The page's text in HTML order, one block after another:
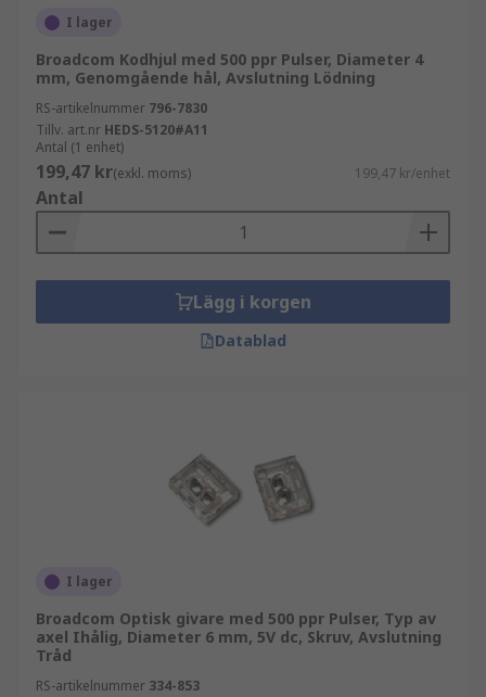
I lager
Broadcom Kodhjul med 500 ppr Pulser, Diameter 4
mm, Genomgående hål, Avslutning Lödning
RS-artikelnummer 796-7830
Tillv. art.nr HEDS-5120#A11
Antal (1 enhet)
199,47 kr(exkl. moms) 199,47 kr/enhet
Antal
Lägg i korgen
Datablad
I lager
Broadcom Optisk givare med 500 ppr Pulser, Typ av
axel Ihålig, Diameter 6 mm, 5V dc, Skruv, Avslutning
Tråd
RS-artikelnummer 334-853